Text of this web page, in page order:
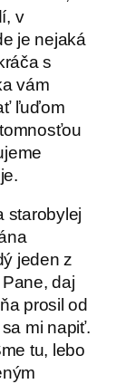
v
je nejaká
s
vám
ľuďom
starobylej
jeden z
daj
prosil od
mi napiť.
tu, lebo